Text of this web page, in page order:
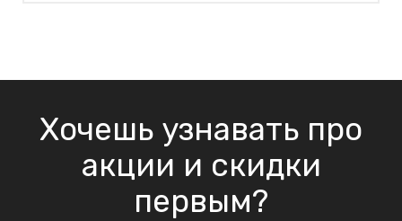
Хочешь узнавать про
акции и скидки
первым?